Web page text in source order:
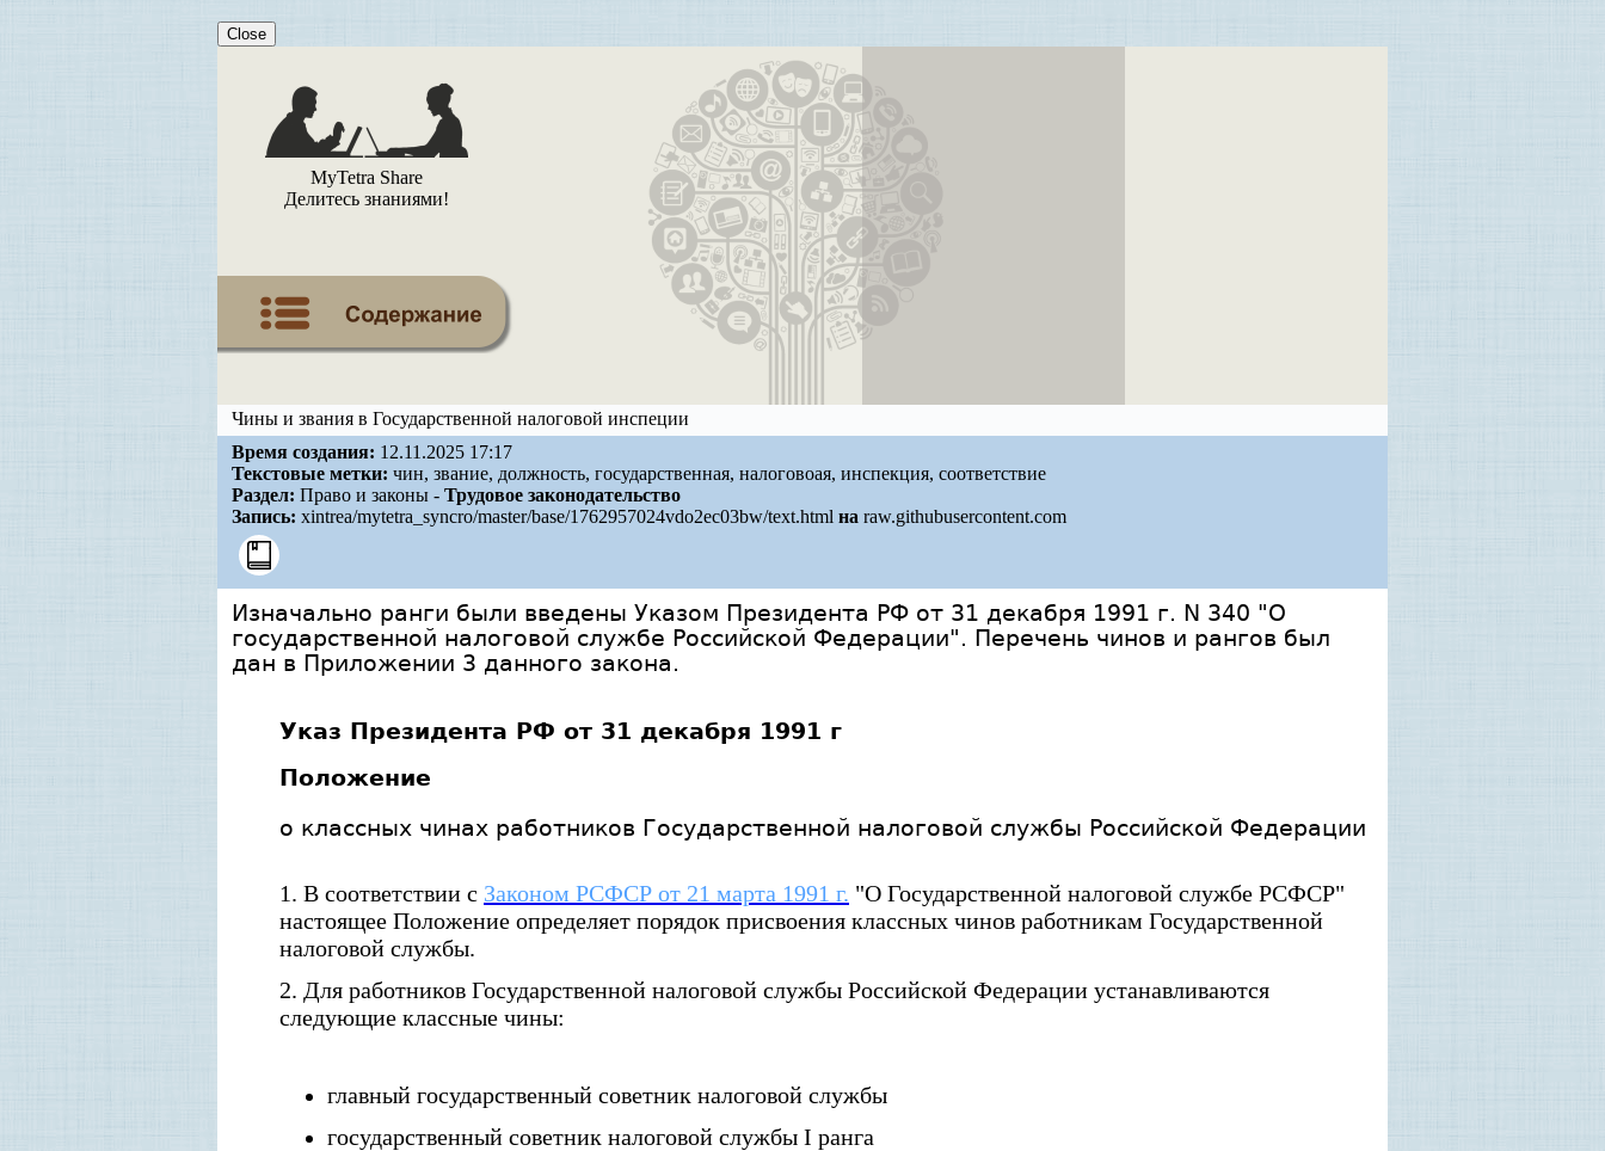
Close
MyTetra Share
Делитесь знаниями!
Чины и звания в Государственной налоговой инспеции
Время создания: 12.11.2025 17:17
Текстовые метки: чин, звание, должность, государственная, налоговоая, инспекция, соответствие
Раздел: Право и законы - Трудовое законодательство
Запись: xintrea/mytetra_syncro/master/base/1762957024vdo2ec03bw/text.html на raw.githubusercontent.com
Изначально ранги были введены Указом Президента РФ от 31 декабря 1991 г. N 340 "О
государственной налоговой службе Российской Федерации". Перечень чинов и рангов был
дан в Приложении 3 данного закона.
Указ Президента РФ от 31 декабря 1991 г
П оложение
о классных чинах работников Государственной налоговой службы Российской Федерации
1. В соответствии с Законом РСФСР от 21 марта 1991 г. "О Государственной налоговой службе РСФСР"
настоящее Положение определяет порядок присвоения классных чинов работникам Государственной
налоговой службы.
2. Для работников Государственной налоговой службы Российской Федерации устанавливаются
следующие классные чины:
главный государственный советник налоговой службы
государственный советник налоговой службы I ранга